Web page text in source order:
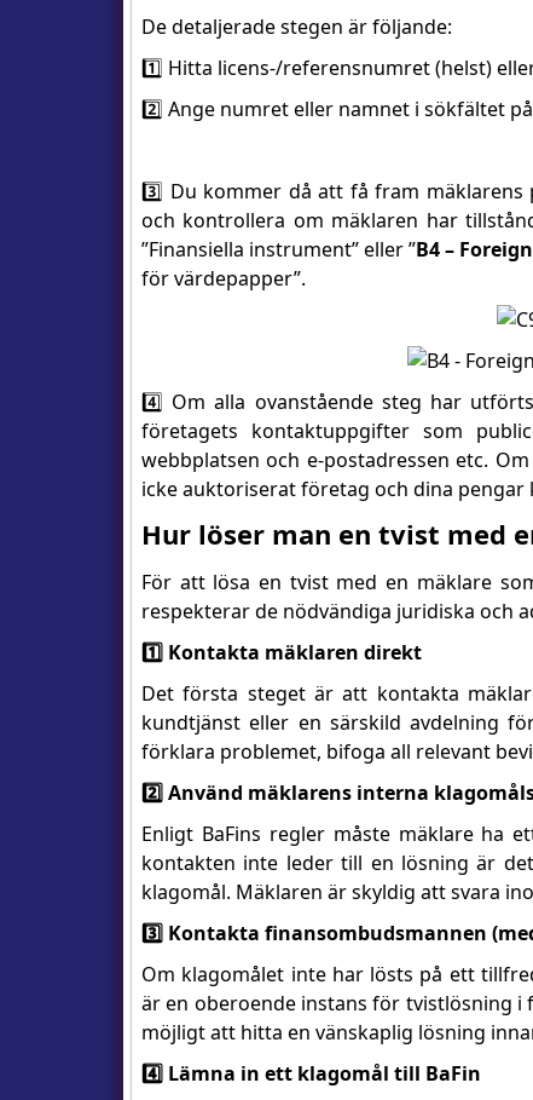
De detaljerade stegen är följande:
1️⃣ Hitta licens-/referensnumret (helst)
2️⃣ Ange numret eller namnet i sökfältet på
3️⃣ Du kommer då att få fram mäklarens
och kontrollera om mäklaren har
”Finansiella instrument” eller ”B4 –
för värdepapper”.
4️⃣ Om alla ovanstående steg har
företagets kontaktuppgifter som
webbplatsen och e-postadressen etc.
icke auktoriserat företag och dina pengar
Hur löser man en tvist med
För att lösa en tvist med en mäklare
respekterar de nödvändiga juridiska och
1️⃣ Kontakta mäklaren direkt
Det första steget är att kontakta
kundtjänst eller en särskild avdelning
förklara problemet, bifoga all relevant
2️⃣ Använd mäklarens interna
Enligt BaFins regler måste mäklare ha
kontakten inte leder till en lösning är
klagomål. Mäklaren är skyldig att svara
3️⃣ Kontakta finansombudsmannen
Om klagomålet inte har lösts på ett
är en oberoende instans för tvistlösning
möjligt att hitta en vänskaplig lösning
4️⃣ Lämna in ett klagomål till BaFin